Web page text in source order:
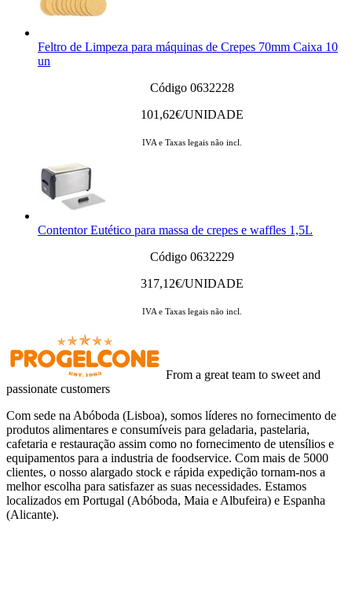
Feltro de Limpeza para máquinas de Crepes 70mm Caixa 10
un
Código 0632228
101,62€/UNIDADE
IVA e Taxas legais não incl.
Contentor Eutético para massa de crepes e waffles 1,5L
Código 0632229
317,12€/UNIDADE
IVA e Taxas legais não incl.
From a great team to sweet and
passionate customers
Com sede na Abóboda (Lisboa), somos líderes no fornecimento de
produtos alimentares e consumíveis para geladaria, pastelaria,
cafetaria e restauração assim como no fornecimento de utensílios e
equipamentos para a industria de foodservice. Com mais de 5000
clientes, o nosso alargado stock e rápida expedição tornam-nos a
melhor escolha para satisfazer as suas necessidades. Estamos
localizados em Portugal (Abóboda, Maia e Albufeira) e Espanha
(Alicante).